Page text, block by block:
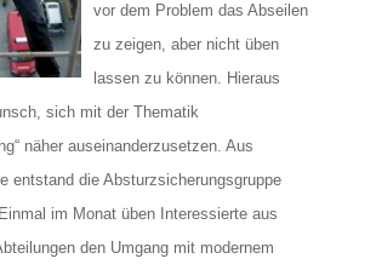
vor dem Problem das Abseilen
zu zeigen, aber nicht üben
lassen zu können. Hieraus
sich mit der Thematik
näher auseinanderzusetzen. Aus
entstand die Absturzsicherungsgruppe
im Monat üben Interessierte aus
den Umgang mit modernem